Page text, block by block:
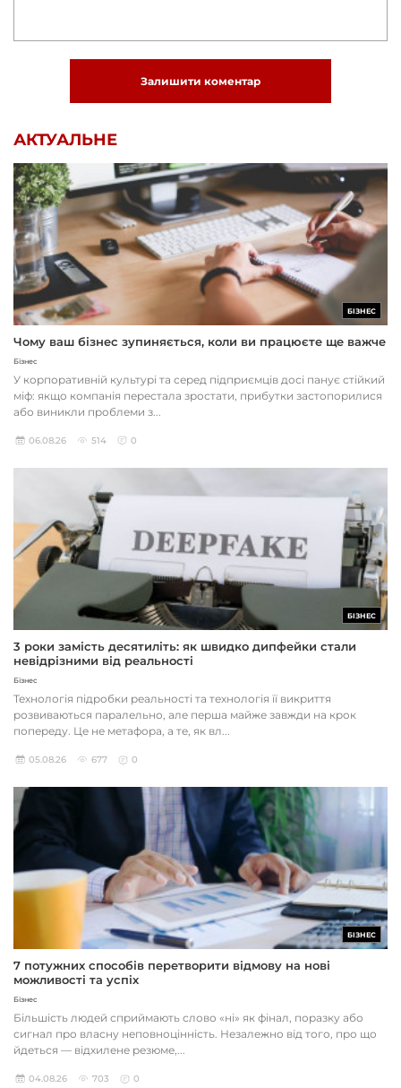
Залишити коментар
АКТУАЛЬНЕ
БІЗНЕС
Чому ваш бізнес зупиняється, коли ви працюєте ще важче
Бізнес
У корпоративній культурі та серед підприємців досі панує стійкий
міф: якщо компанія перестала зростати, прибутки застопорилися
або виникли проблеми з...
06.08.26 514 0
БІЗНЕС
3 роки замість десятиліть: як швидко дипфейки стали
невідрізними від реальності
Бізнес
Технологія підробки реальності та технологія її викриття
розвиваються паралельно, але перша майже завжди на крок
попереду. Це не метафора, а те, як вл...
05.08.26 677 0
БІЗНЕС
7 потужних способів перетворити відмову на нові
можливості та успіх
Бізнес
Більшість людей сприймають слово «ні» як фінал, поразку або
сигнал про власну неповноцінність. Незалежно від того, про що
йдеться — відхилене резюме,...
04.08.26 703 0